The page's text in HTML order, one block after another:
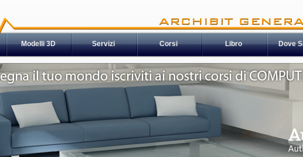
Modelli 3D Servizi Corsi Libro Dove